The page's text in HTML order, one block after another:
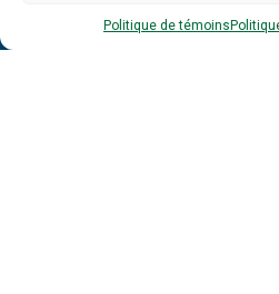
Politique de témoins